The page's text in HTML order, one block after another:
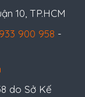
10, TP.HCM
900 958 -
do Sở Kế